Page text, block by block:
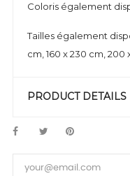
Coloris également
Tailles également
cm, 160 x 230 cm, 200
PRODUCT DETAILS